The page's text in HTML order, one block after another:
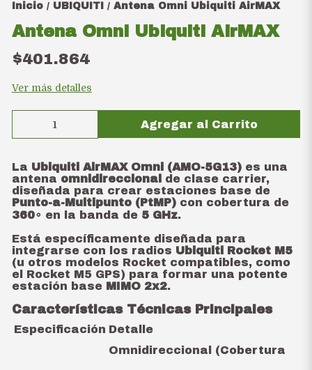
Inicio / UBIQUITI / Antena Omni Ubiquiti AirMAX
Antena Omni Ubiquiti AirMAX
$401.864
Ver más detalles
Agregar al Carrito
La Ubiquiti AirMAX Omni (AMO-5G13)es una
antena omnidireccional
de clase carrier,
diseñada para crear estaciones base de
Punto-a-Multipunto (PtMP)con cobertura de
360∘ en la banda de 5 GHz.
Está específicamente diseñada para
integrarse con los radios Ubiquiti Rocket M5
(u otros modelos Rocket compatibles, como
el Rocket M5 GPS) para formar una potente
estación base MIMO 2x2.
Características Técnicas Principales
Especificación Detalle
Omnidireccional (Cobertura